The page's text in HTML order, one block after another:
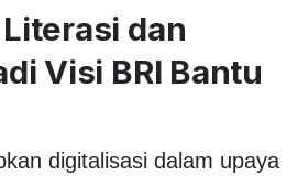
dan
Visi BRI Bantu
digitalisasi dalam upaya